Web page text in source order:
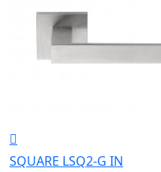
SQUARE LSQ2-G IN